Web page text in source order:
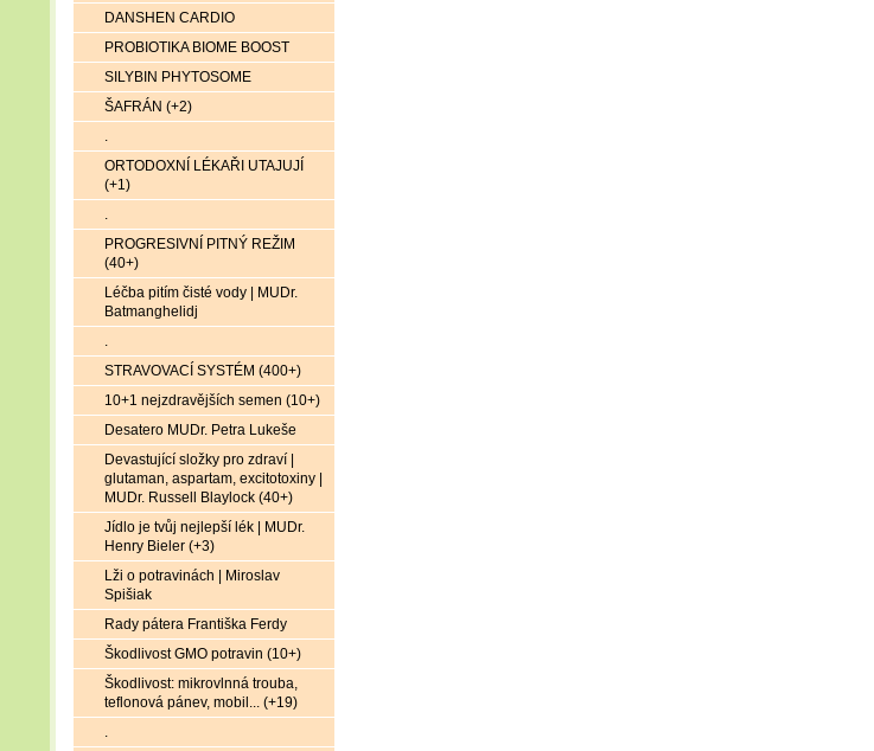
DANSHEN CARDIO
PROBIOTIKA BIOME BOOST
SILYBIN PHYTOSOME
ŠAFRÁN (+2)
.
ORTODOXNÍ LÉKAŘI UTAJUJÍ
(+1)
.
PROGRESIVNÍ PITNÝ REŽIM
(40+)
Léčba pitím čisté vody | MUDr.
Batmanghelidj
.
STRAVOVACÍ SYSTÉM (400+)
10+1 nejzdravějších semen (10+)
Desatero MUDr. Petra Lukeše
Devastující složky pro zdraví |
glutaman, aspartam, excitotoxiny |
MUDr. Russell Blaylock (40+)
Jídlo je tvůj nejlepší lék | MUDr.
Henry Bieler (+3)
Lži o potravinách | Miroslav
Spišiak
Rady pátera Františka Ferdy
Škodlivost GMO potravin (10+)
Škodlivost: mikrovlnná trouba,
teflonová pánev, mobil... (+19)
.